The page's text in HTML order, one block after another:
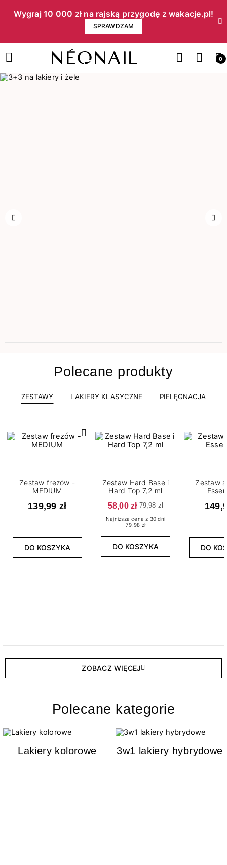
Wygraj 10 000 zł na rajską przygodę z wakacje.pl!​
SPRAWDZAM
0
Polecane produkty
ZESTAWY LAKIERY KLASYCZNE PIELĘGNACJA
Zestaw frezów -
MEDIUM
139,99 zł
DO KOSZYKA
Zestaw Hard Base i
Hard Top 7,2 ml
58,00 zł 79,98 zł
Najniższa cena z 30 dni
79.98 zł
DO KOSZYKA
Zestaw
DO
ZOBACZ WIĘCEJ
Polecane kategorie
Lakiery kolorowe 3w1 lakiery hybrydowe